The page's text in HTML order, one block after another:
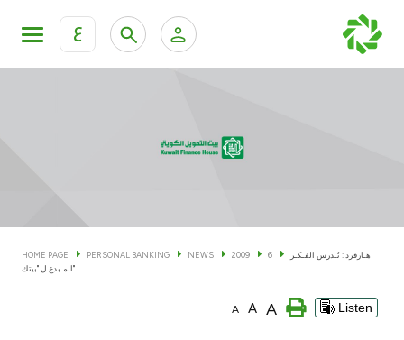
ع
KFH Online Corporate Banking Services
Cards
HOME PAGE PERSONAL BANKING NEWS 2009 6
هـارفرد : نُـدرس الفـكـر
المـبدع ل "بيتك"
A A A Listen